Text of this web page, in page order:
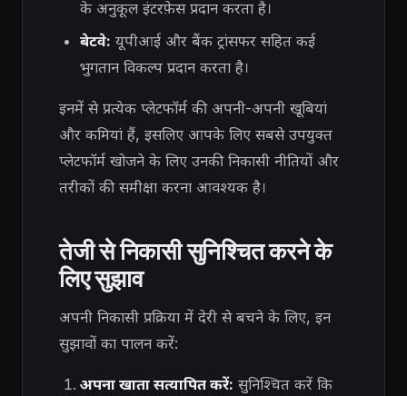
के अनुकूल इंटरफ़ेस प्रदान करता है।
बेटवे: यूपीआई और बैंक ट्रांसफर सहित कई
भुगतान विकल्प प्रदान करता है।
इनमें से प्रत्येक प्लेटफॉर्म की अपनी-अपनी खूबियां
और कमियां हैं, इसलिए आपके लिए सबसे उपयुक्त
प्लेटफॉर्म खोजने के लिए उनकी निकासी नीतियों और
तरीकों की समीक्षा करना आवश्यक है।
तेजी से निकासी सुनिश्चित करने के
लिए सुझाव
अपनी निकासी प्रक्रिया में देरी से बचने के लिए, इन
सुझावों का पालन करें:
अपना खाता सत्यापित करें: सुनिश्चित करें कि